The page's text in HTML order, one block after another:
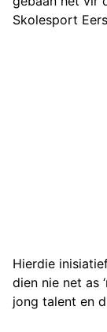
Skolesport
Hierdie
dien nie net as
jong talent en